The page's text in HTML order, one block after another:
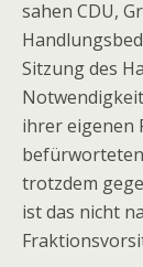
sahen CDU,
Sitzung des
ihrer eigenen
trotzdem
ist das nicht